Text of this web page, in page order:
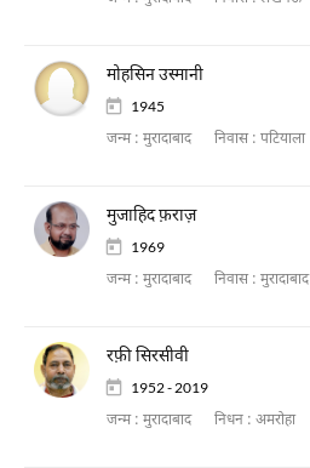
मोहसिन उस्मानी
1945
जन्म : मुरादाबाद निवास : पटियाला
मुजाहिद फ़राज़
1969
जन्म : मुरादाबाद निवास : मुरादाबाद
रफ़ी सिरसीवी
1952 - 2019
जन्म : मुरादाबाद निधन : अमरोहा